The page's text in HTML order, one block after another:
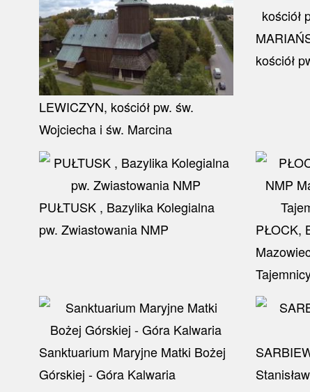
LEWICZYN, kościół pw. św.
Wojciecha i św. Marcina
kościół
PUŁTUSK , Bazylika Kolegialna
pw. Zwiastowania NMP
PŁOCK,
Sanktuarium Maryjne Matki Bożej
Górskiej - Góra Kalwaria